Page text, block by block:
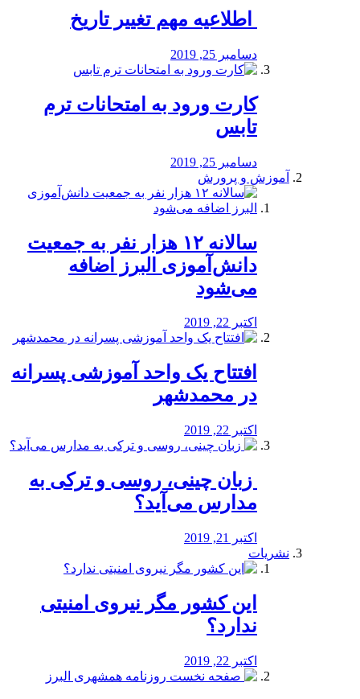
️ اطلاعیه مهم تغییر تاریخ
دسامبر 25, 2019
کارت ورود به امتحانات ترم
تابس
دسامبر 25, 2019
آموزش و پرورش
️سالانه ۱۲ هزار نفر به جمعیت
دانش‌آموزی البرز اضافه
می‌شود
اکتبر 22, 2019
افتتاح یک واحد آموزشی پسرانه
در محمدشهر
اکتبر 22, 2019
️ زبان چینی، روسی و ترکی به
مدارس می‌آید؟
اکتبر 21, 2019
نشریات
این کشور مگر نیروی امنیتی
ندارد؟
اکتبر 22, 2019